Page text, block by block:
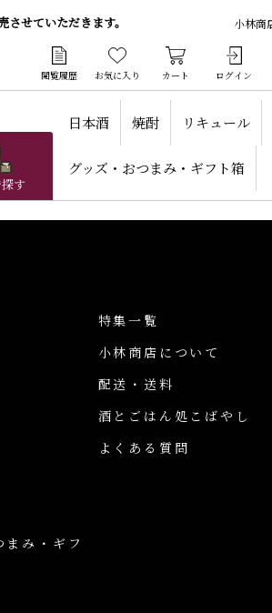
せていただきます。 小林商
閲覧履歴 お気に入り カート ログイン
す
日本酒 焼酎 リキュール
グッズ・おつまみ・ギフト箱
まみ・ギフ
特集一覧
小林商店について
配送・送料
酒とごはん処こばやし
よくある質問